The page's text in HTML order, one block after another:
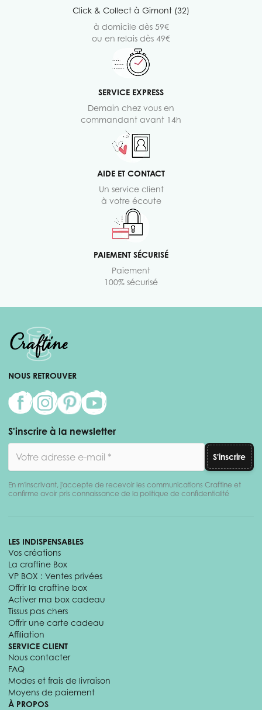
Click & Collect à Gimont (32)
à domicile dès 59€
ou en relais dès 49€
SERVICE EXPRESS
Demain chez vous en
commandant avant 14h
AIDE ET CONTACT
Un service client
à votre écoute
PAIEMENT SÉCURISÉ
Paiement
100% sécurisé
NOUS RETROUVER
S'inscrire à la newsletter
S'inscrire
En m'inscrivant, j'accepte de recevoir les communications Craftine et
confirme avoir pris connaissance de la politique de confidentialité
LES INDISPENSABLES
Vos créations
La craftine Box
VP BOX : Ventes privées
Offrir la craftine box
Activer ma box cadeau
Tissus pas chers
Offrir une carte cadeau
Affiliation
SERVICE CLIENT
Nous contacter
FAQ
Modes et frais de livraison
Moyens de paiement
À PROPOS